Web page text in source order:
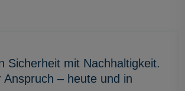
Bei uns steht Datenschutz im
und nicht nur die reine Entsorgung.